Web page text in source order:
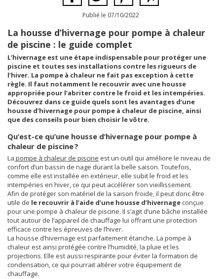
Publié le 07/10/2022
La housse d’hivernage pour pompe à chaleur
de piscine : le guide complet
L’hivernage est une étape indispensable pour protéger une
piscine et toutes ses installations contre les rigueurs de
l’hiver. La pompe à chaleur ne fait pas exception à cette
règle. Il faut notamment le recouvrir avec une housse
appropriée pour l’abriter contre le froid et les intempéries.
Découvrez dans ce guide quels sont les avantages d’une
housse d’hivernage pour pompe à chaleur de piscine, ainsi
que des conseils pour bien choisir le vôtre.
Qu’est-ce qu’une housse d’hivernage pour pompe à
chaleur de piscine ?
La pompe à chaleur de piscine est un outil qui améliore le niveau de
confort d’un bassin de nage durant la belle saison. Toutefois,
comme elle est installée en extérieur, elle subit le froid et les
intempéries en hiver, ce qui peut accélérer son vieillissement.
Afin de protéger son matériel de la saison froide, il peut donc être
utile de le recouvrir à l’aide d’une housse d’hivernage conçue
pour une pompe à chaleur de piscine. Il s’agit d’une bâche installée
tout autour de l’appareil de chauffage lui offrant une protection
efficace contre les épreuves de l’hiver.
La housse d’hivernage est parfaitement étanche. La pompe à
chaleur est ainsi protégée contre l’humidité, la pluie et les
projections. Elle est aussi respirante pour éviter la formation de
condensation, ce qui pourrait altérer votre équipement de
chauffage.